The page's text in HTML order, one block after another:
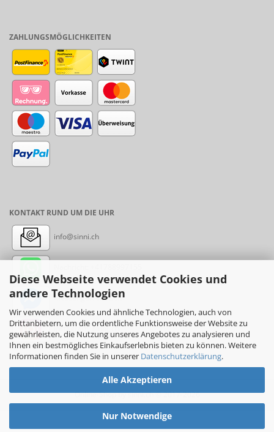
Diese Webseite verwendet Cookies und
andere Technologien
Wir verwenden Cookies und ähnliche Technologien, auch von
Drittanbietern, um die ordentliche Funktionsweise der Website zu
gewährleisten, die Nutzung unseres Angebotes zu analysieren und
Ihnen ein bestmögliches Einkaufserlebnis bieten zu können. Weitere
Informationen finden Sie in unserer Datenschutzerklärung.
Alle Akzeptieren
Nur Notwendige
ZAHLUNGSMÖGLICHKEITEN
KONTAKT RUND UM DIE UHR
info@sinni.ch
Messenger: sinni.ch
Instagram: sinni_ch
Online-Shopby sinni.ch © 2017-2026